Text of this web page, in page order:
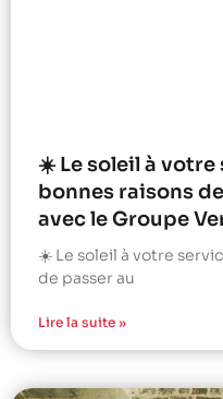
☀️ Le soleil à votre
bonnes raisons
avec le Groupe
☀️ Le soleil à votre
de passer au
Lire la suite »